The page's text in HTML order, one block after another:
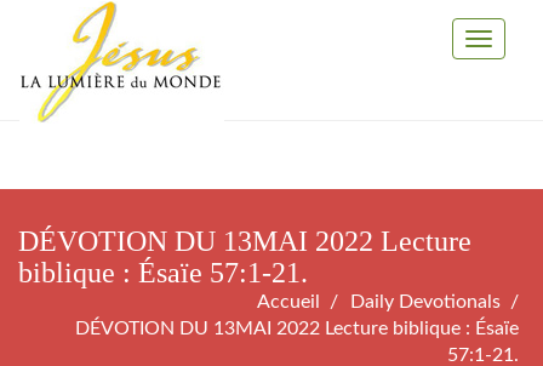
Toggle
DÉVOTION DU 13MAI 2022 Lecture
biblique : Ésaïe 57:1-21.
Accueil
Daily Devotionals
DÉVOTION DU 13MAI 2022 Lecture biblique : Ésaïe
57:1-21.